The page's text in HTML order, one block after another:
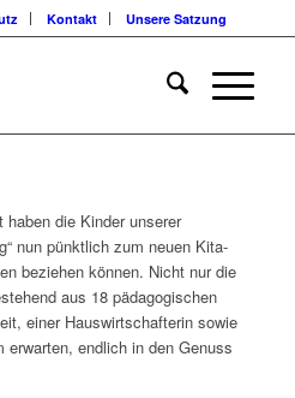
Kontakt Unsere Satzung
die Kinder unserer
nun pünktlich zum neuen Kita-
beziehen können. Nicht nur die
aus 18 pädagogischen
einer Hauswirtschafterin sowie
endlich in den Genuss